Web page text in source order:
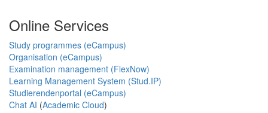
Online Services
Study programmes (eCampus)
Organisation (eCampus)
Examination management (FlexNow)
Learning Management System (Stud.IP)
Studierendenportal (eCampus)
Chat AI (Academic Cloud)